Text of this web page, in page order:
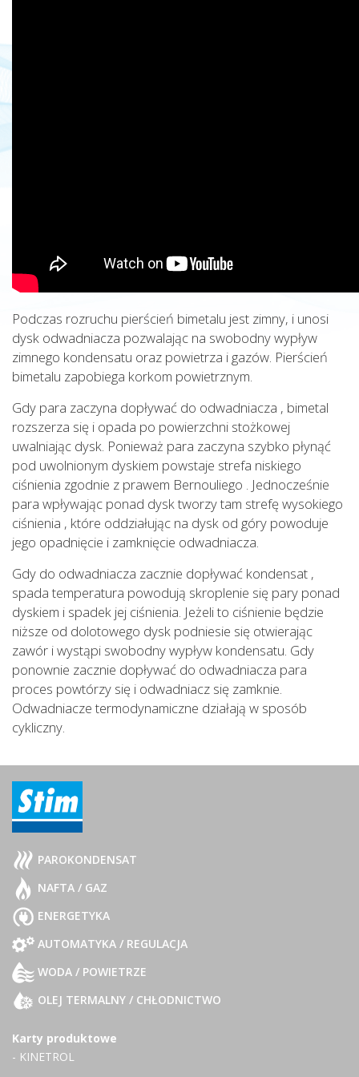
Podczas rozruchu pierścień bimetalu jest zimny, i unosi
dysk odwadniacza pozwalając na swobodny wypływ
zimnego kondensatu oraz powietrza i gazów. Pierścień
bimetalu zapobiega korkom powietrznym.
Gdy para zaczyna dopływać do odwadniacza , bimetal
rozszerza się i opada po powierzchni stożkowej
uwalniając dysk. Ponieważ para zaczyna szybko płynąć
pod uwolnionym dyskiem powstaje strefa niskiego
ciśnienia zgodnie z prawem Bernouliego . Jednocześnie
para wpływając ponad dysk tworzy tam strefę wysokiego
ciśnienia , które oddziałując na dysk od góry powoduje
jego opadnięcie i zamknięcie odwadniacza.
Gdy do odwadniacza zacznie dopływać kondensat ,
spada temperatura powodują skroplenie się pary ponad
dyskiem i spadek jej ciśnienia. Jeżeli to ciśnienie będzie
niższe od dolotowego dysk podniesie się otwierając
zawór i wystąpi swobodny wypływ kondensatu. Gdy
ponownie zacznie dopływać do odwadniacza para
proces powtórzy się i odwadniacz się zamknie.
Odwadniacze termodynamiczne działają w sposób
cykliczny.
PAROKONDENSAT
NAFTA / GAZ
ENERGETYKA
AUTOMATYKA / REGULACJA
WODA / POWIETRZE
OLEJ TERMALNY / CHŁODNICTWO
Karty produktowe
- KINETROL